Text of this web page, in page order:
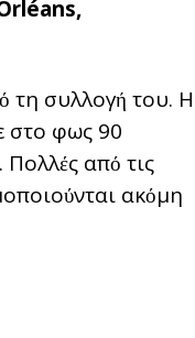
τη συλλογή του. Η
στο φως 90
από τις
ακόμη